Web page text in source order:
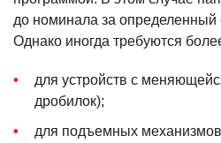
до номинала за определенный
Однако иногда требуются
для устройств с
дробилок);
для подъемных